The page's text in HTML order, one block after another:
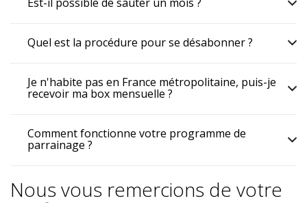
Quel est la procédure pour se désabonner ?
Je n'habite pas en France métropolitaine, puis-je
recevoir ma box mensuelle ?
Comment fonctionne votre programme de
parrainage ?
Nous vous remercions de votre